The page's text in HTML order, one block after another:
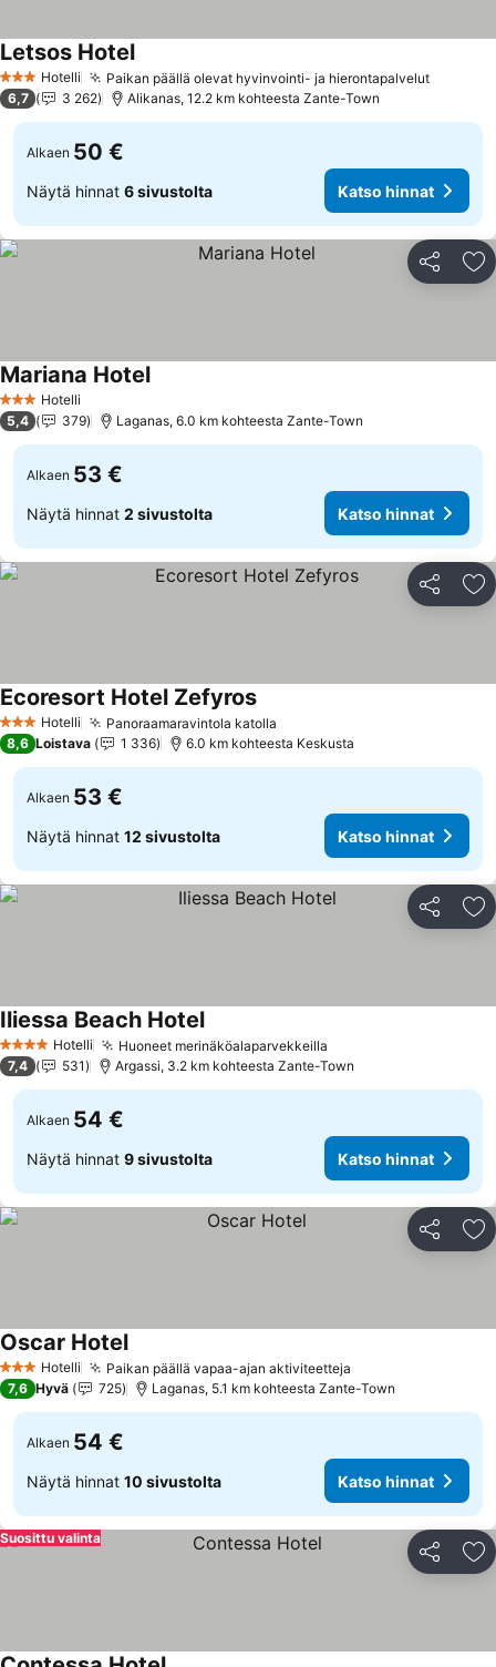
3 Tähtiluokitus
Hotelli Paikan päällä olevat hyvinvointi- ja hierontapalvelut
Letsos Hotel
6,7 3 262 Alikanas, 12.2 km kohteesta Zante-Town
Alkaen 50 €
Näytä hinnat 6 sivustolta Katso hinnat
Jaa
3 Tähtiluokitus
Hotelli
Mariana Hotel
5,4 379 Laganas, 6.0 km kohteesta Zante-Town
Alkaen 53 €
Näytä hinnat 2 sivustolta Katso hinnat
Jaa
3 Tähtiluokitus
Hotelli Panoraamaravintola katolla
Ecoresort Hotel Zefyros
8,6 Loistava 1 336 6.0 km kohteesta Keskusta
Alkaen 53 €
Näytä hinnat 12 sivustolta Katso hinnat
Jaa
4 Tähtiluokitus
Hotelli Huoneet merinäköalaparvekkeilla
Iliessa Beach Hotel
7,4 531 Argassi, 3.2 km kohteesta Zante-Town
Alkaen 54 €
Näytä hinnat 9 sivustolta Katso hinnat
Jaa
3 Tähtiluokitus
Hotelli Paikan päällä vapaa-ajan aktiviteetteja
Oscar Hotel
7,6 Hyvä 725 Laganas, 5.1 km kohteesta Zante-Town
Alkaen 54 €
Näytä hinnat 10 sivustolta Katso hinnat
Jaa
Suosittu valinta